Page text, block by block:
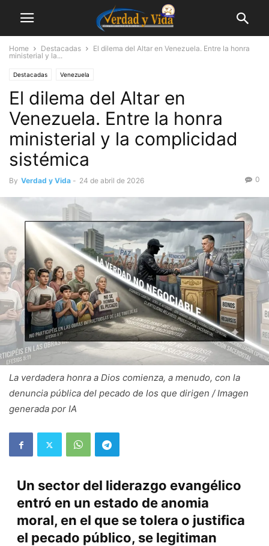
Home Destacadas
El dilema del Altar en Venezuela. Entre la honra
ministerial y la...
Destacadas Venezuela
El dilema del Altar en
Venezuela. Entre la honra
ministerial y la complicidad
sistémica
By Verdad y Vida - 24 de abril de 2026 0
La verdadera honra a Dios comienza, a menudo, con la
denuncia pública del pecado de los que dirigen / Imagen
generada por IA
Un sector del liderazgo evangélico
entró en un estado de anomia
moral, en el que se tolera o justifica
el pecado público, se legitiman